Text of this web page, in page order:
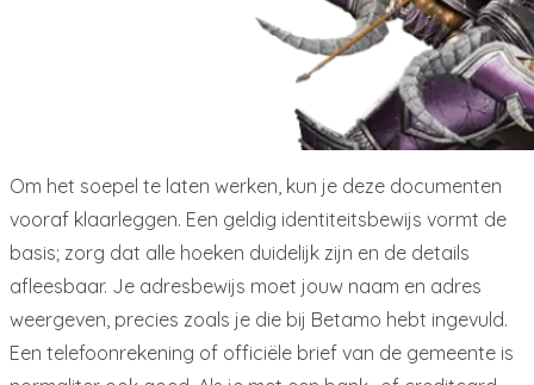
Om het soepel te laten werken, kun je deze documenten
vooraf klaarleggen. Een geldig identiteitsbewijs vormt de
basis; zorg dat alle hoeken duidelijk zijn en de details
afleesbaar. Je adresbewijs moet jouw naam en adres
weergeven, precies zoals je die bij Betamo hebt ingevuld.
Een telefoonrekening of officiële brief van de gemeente is